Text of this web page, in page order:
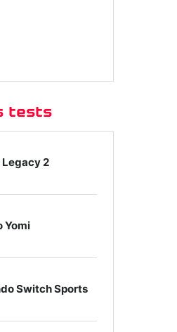
tests
Legacy 2
Yomi
Switch Sports